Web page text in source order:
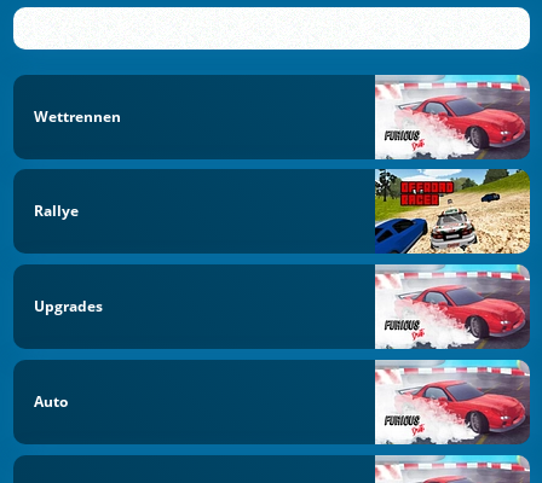
Wettrennen
Rallye
Upgrades
Auto